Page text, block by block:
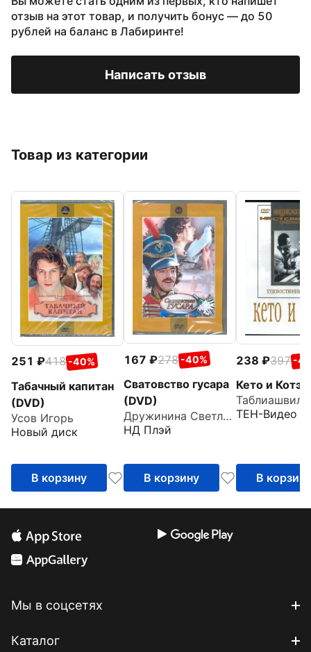
отзыв на этот товар, и получить бонус — до 50
рублей на баланс в Лабиринте!
Написать отзыв
Товар из категории
251 418 -40%
Табачный капитан
(DVD)
Усов Игорь
Новый диск
В корзину
167 278 -40%
Сватовство гусара
(DVD)
Дружинина Светлана
НД Плэй
В корзину
238 397 -
Кето и Котэ
ТЕН-Видео
В корзину
Мы в соцсетях
Каталог